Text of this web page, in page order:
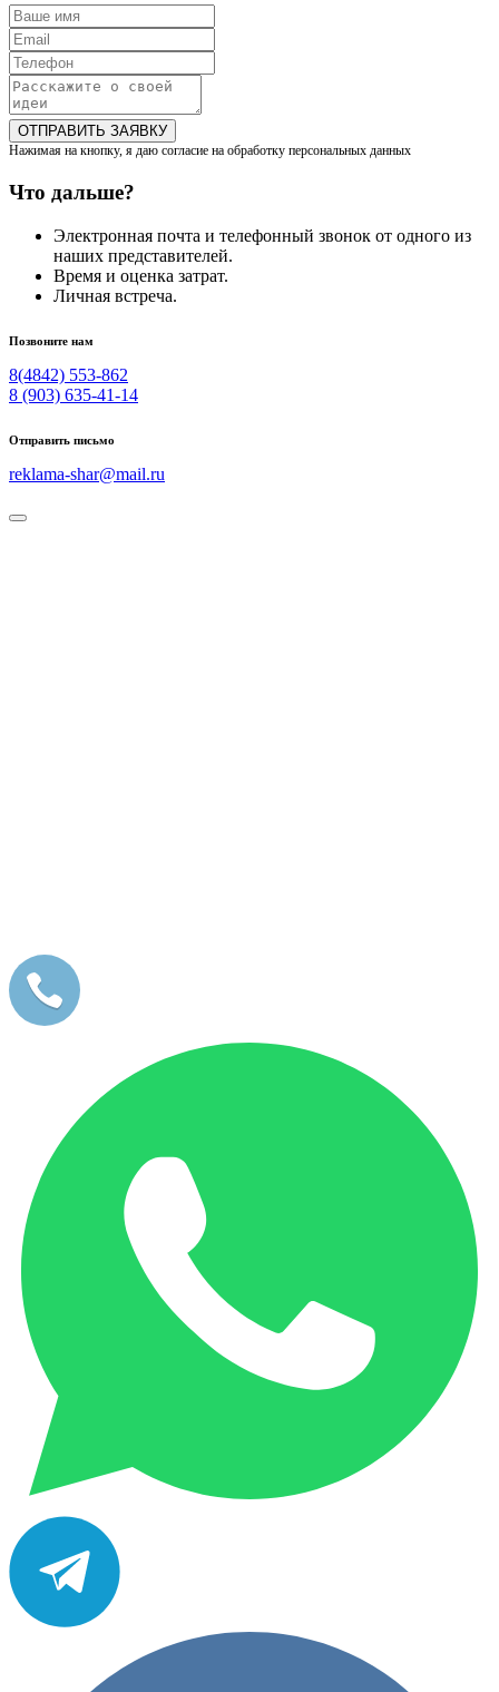
ОТПРАВИТЬ ЗАЯВКУ
Нажимая на кнопку, я даю согласие на обработку персональных данных
Что дальше?
Электронная почта и телефонный звонок от одного из
наших представителей.
Время и оценка затрат.
Личная встреча.
Позвоните нам
8(4842) 553-862
8 (903) 635-41-14
Отправить письмо
reklama-shar@mail.ru